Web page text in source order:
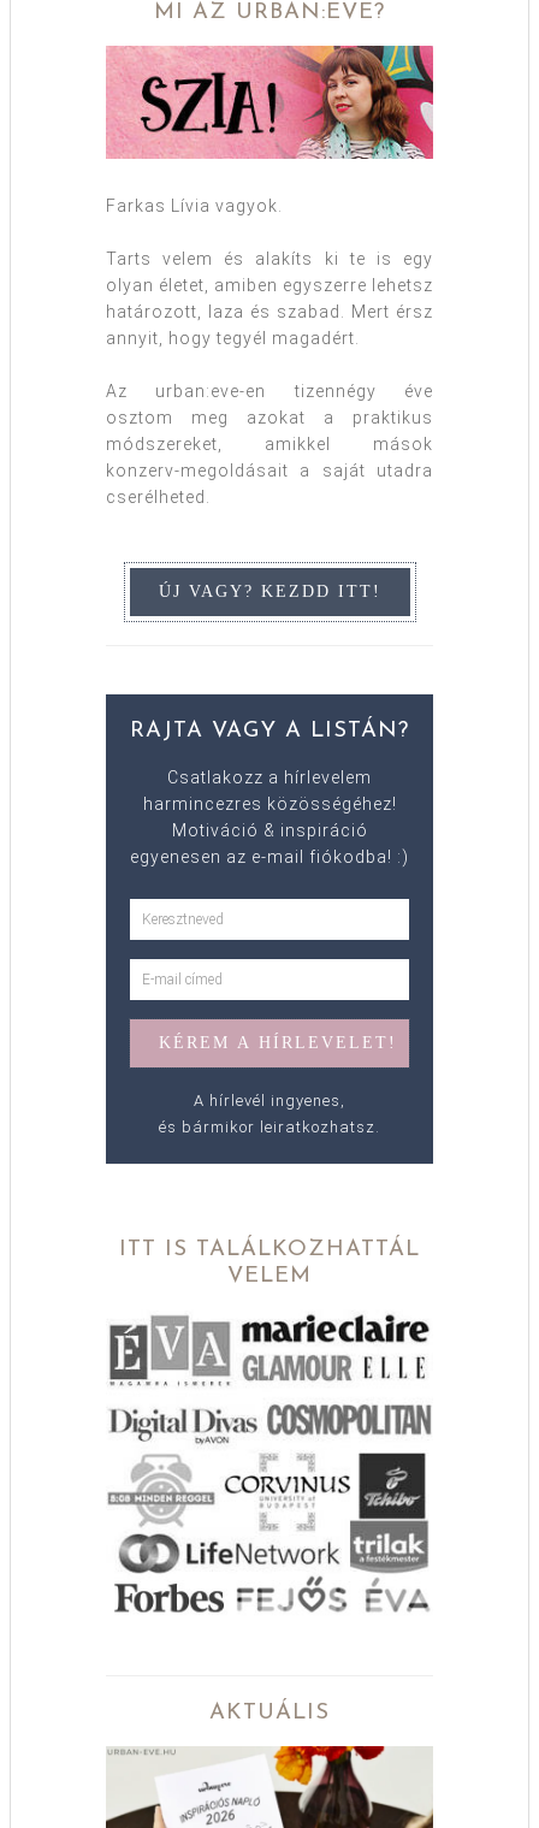
MI AZ URBAN:EVE?
Farkas Lívia vagyok.
Tarts velem és alakíts ki te is egy
olyan életet, amiben egyszerre lehetsz
határozott, laza és szabad. Mert érsz
annyit, hogy tegyél magadért.
Az urban:eve-en tizennégy éve
osztom meg azokat a praktikus
módszereket, amikkel mások
konzerv-megoldásait a saját utadra
cserélheted.
RAJTA VAGY A LISTÁN?
Csatlakozz a hírlevelem
harmincezres közösségéhez!
Motiváció & inspiráció
egyenesen az e-mail fiókodba! :)
A hírlevél ingyenes,
és bármikor leiratkozhatsz.
ITT IS TALÁLKOZHATTÁL
VELEM
AKTUÁLIS